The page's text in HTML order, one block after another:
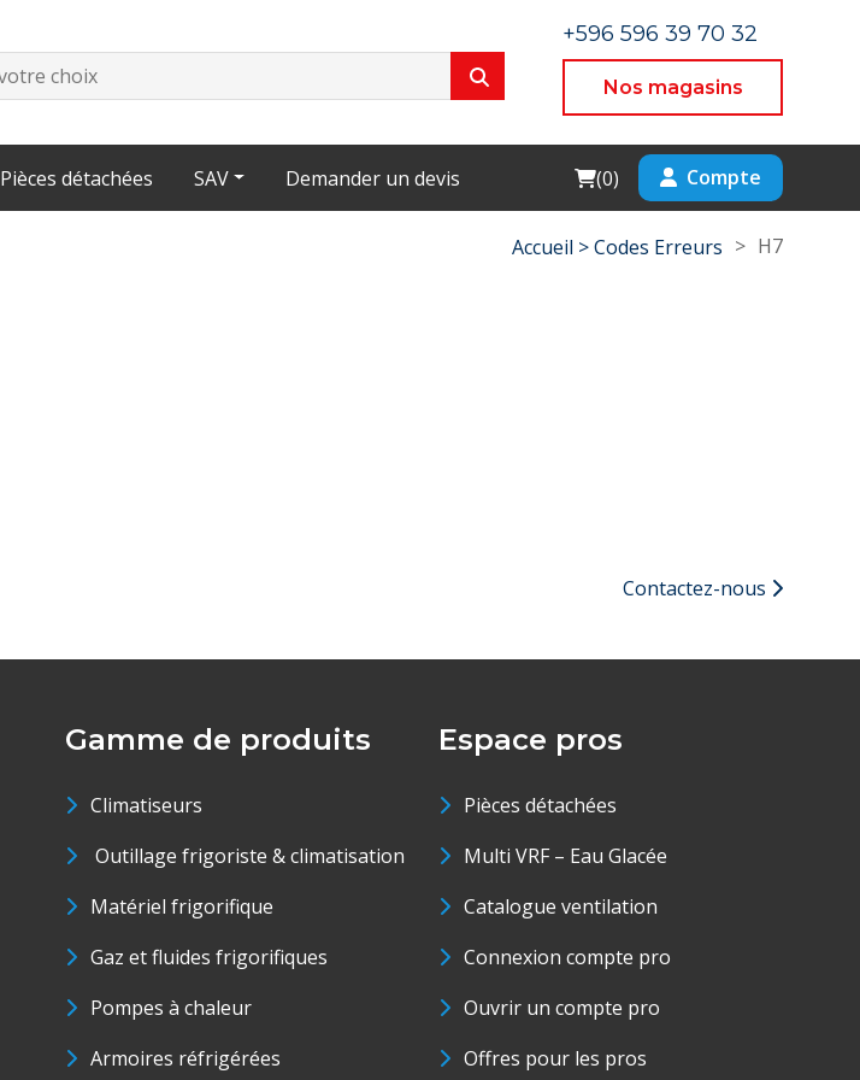
+596 596 39 70 32
Nos magasins
Pièces détachées SAV Demander un devis Cart
(0) Compte
Accueil >Codes Erreurs > H7
Contactez-nous
Gamme de produits
Climatiseurs
Outillage frigoriste & climatisation
Matériel frigorifique
Gaz et fluides frigorifiques
Pompes à chaleur
Armoires réfrigérées
Espace pros
Pièces détachées
Multi VRF – Eau Glacée
Catalogue ventilation
Connexion compte pro
Ouvrir un compte pro
Offres pour les pros